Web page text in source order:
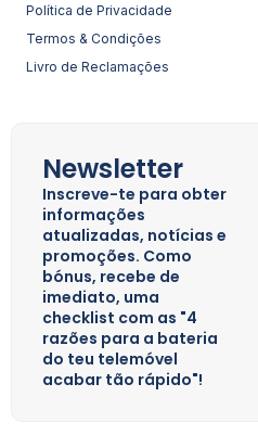
Política de Privacidade
Termos & Condições
Livro de Reclamações
Newsletter
Inscreve-te para obter
informações
atualizadas, notícias e
promoções. Como
bónus, recebe de
imediato, uma
checklist com as "4
razões para a bateria
do teu telemóvel
acabar tão rápido"!